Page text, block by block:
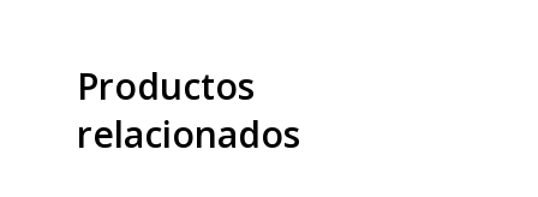
Productos
relacionados